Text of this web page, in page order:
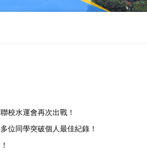
校水運會再次出戰 ！
位同學突破個人最佳紀錄！